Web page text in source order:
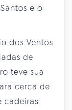
e o
dos Ventos
de
teve sua
cerca de
cadeiras